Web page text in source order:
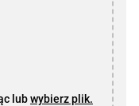
lubwybierz plik.